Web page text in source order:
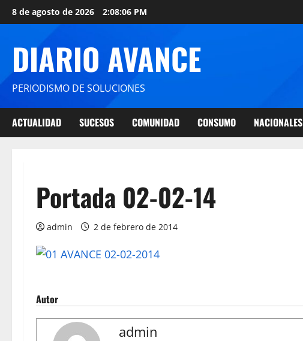
8 de agosto de 2026 2:08:06 PM
DIARIO AVANCE
PERIODISMO DE SOLUCIONES
ACTUALIDAD SUCESOS COMUNIDAD CONSUMO NACIONALES
Portada 02-02-14
admin 2 de febrero de 2014
Autor
admin